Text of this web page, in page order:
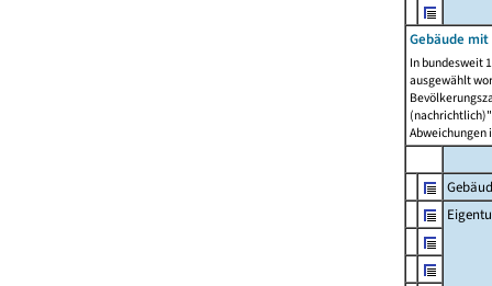
Gebäude
In bundesweit
ausgewählt
Abweichungen